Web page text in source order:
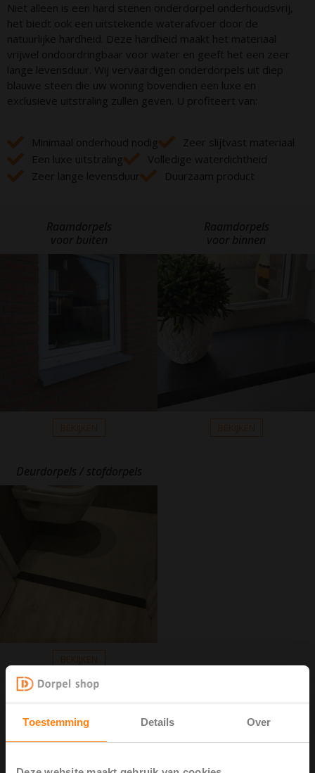
Toestemming Details Over
Niet alleen is een hard stenen onderdorpel onderhoudsvrij,
het biedt ook een uitstekende waterafvoer door de
natuurlijke hardheid. Deze hardheid maakt het materiaal
vrijwel ondoordringbaar voor water en geeft het een zeer
lange levensduur. Wij vervaardigen onderdorpels uit diep
blauwe steen die uw woning bovendien een luxe en
exclusieve uitstraling zullen geven. U profiteert van:
Minimaal onderhoud nodig
Zeer slijtvast materiaal
Een luxe uitstraling
Volledige waterdichtheid
Zeer lange levensduur
Duurzaam product
BEKIJKEN BEKIJKEN
BEKIJKEN
Onderdorpels kunnen in standaardmaten door ons geleverd